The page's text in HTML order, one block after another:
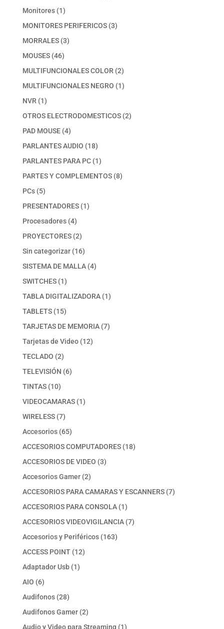
Monitores 11
producto
MONITORES PERIFERICOS 33
MORRALES 33
MOUSES 4646
productos
MULTIFUNCIONALES COLOR 22
productos
MULTIFUNCIONALES NEGRO 11
NVR 11
producto
OTROS ELECTRODOMESTICOS 22
PAD MOUSE 44
productos
PARLANTES AUDIO 1818
productos
PARLANTES PARA PC 11
producto
PARTES Y COMPLEMENTOS 88
PCs 55
productos
PRESENTADORES 11
Procesadores 44
productos
PROYECTORES 22
productos
Sin categorizar 1616
productos
SISTEMA DE MALLA 44
SWITCHES 11
producto
TABLA DIGITALIZADORA 11
TABLETS 1515
productos
TARJETAS DE MEMORIA 77
Tarjetas de Video 1212
TECLADO 22
productos
TELEVISIÓN 66
TINTAS 1010
productos
VIDEOCAMARAS 11
WIRELESS 77
productos
Accesorios 6565
productos
ACCESORIOS COMPUTADORES 1818
ACCESORIOS DE VIDEO 33
Accesorios Gamer 22
productos
ACCESORIOS PARA CAMARAS Y ESCANNERS 77
ACCESORIOS PARA CONSOLA 11
producto
ACCESORIOS VIDEOVIGILANCIA 77
Accesorios y Periféricos 163163
ACCESS POINT 1212
Adaptador Usb 11
AIO 66
productos
Audifonos 2828
productos
Audifonos Gamer 22
productos
Audio y Video para Streaming 11